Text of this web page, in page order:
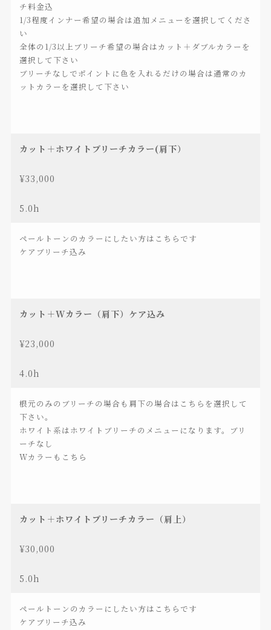
チ料金込
1/3程度インナー希望の場合は追加メニューを選択してくださ
い
全体の1/3以上ブリーチ希望の場合はカット＋ダブルカラーを
選択して下さい
ブリーチなしでポイントに色を入れるだけの場合は通常のカ
ットカラーを選択して下さい
カット＋ホワイトブリーチカラー(肩下）
¥33,000
5.0h
ペールトーンのカラーにしたい方はこちらです
ケアブリーチ込み
カット＋Wカラー（肩下）ケア込み
¥23,000
4.0h
根元のみのブリーチの場合も肩下の場合はこちらを選択して
下さい。
ホワイト系はホワイトブリーチのメニューになります。ブリ
ーチなし
Wカラーもこちら
カット＋ホワイトブリーチカラー（肩上）
¥30,000
5.0h
ペールトーンのカラーにしたい方はこちらです
ケアブリーチ込み